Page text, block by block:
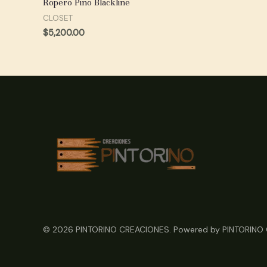
Ropero Pino Blackline
CLOSET
$5,200.00
© 2026 PINTORINO CREACIONES. Powered by PINTORINO